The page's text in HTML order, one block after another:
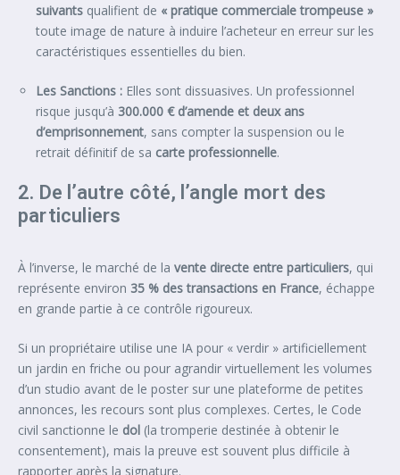
suivants qualifient de « pratique commerciale trompeuse »
toute image de nature à induire l’acheteur en erreur sur les
caractéristiques essentielles du bien.
Les Sanctions : Elles sont dissuasives. Un professionnel
risque jusqu’à 300.000 € d’amende et deux ans
d’emprisonnement, sans compter la suspension ou le
retrait définitif de sa carte professionnelle.
2. De l’autre côté, l’angle mort des
particuliers
À l’inverse, le marché de la vente directe entre particuliers, qui
représente environ 35 % des transactions en France, échappe
en grande partie à ce contrôle rigoureux.
Si un propriétaire utilise une IA pour « verdir » artificiellement
un jardin en friche ou pour agrandir virtuellement les volumes
d’un studio avant de le poster sur une plateforme de petites
annonces, les recours sont plus complexes. Certes, le Code
civil sanctionne le dol (la tromperie destinée à obtenir le
consentement), mais la preuve est souvent plus difficile à
rapporter après la signature.